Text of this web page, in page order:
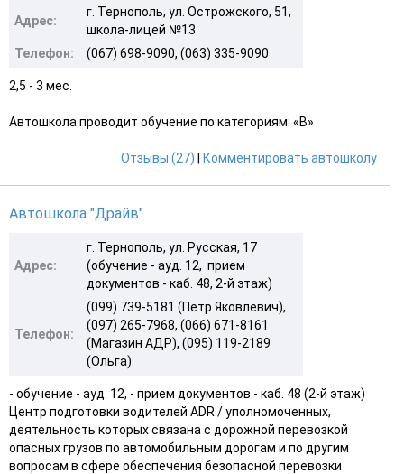
Адрес:
г. Тернополь, ул. Острожского, 51,
школа-лицей №13
Телефон:
(067) 698-9090, (063) 335-9090
2,5 - 3 мес.
Автошкола проводит обучение по категориям: «B»
Отзывы (27) Комментировать автошколу
Автошкола "Драйв"
Адрес:
г. Тернополь, ул. Русская, 17
(обучение - ауд. 12, прием
документов - каб. 48, 2-й этаж)
Телефон:
(099) 739-5181 (Петр Яковлевич),
(097) 265-7968, (066) 671-8161
(Магазин АДР), (095) 119-2189
(Ольга)
- обучение - ауд. 12, - прием документов - каб. 48 (2-й этаж)
Центр подготовки водителей ADR / уполномоченных,
деятельность которых связана с дорожной перевозкой
опасных грузов по автомобильным дорогам и по другим
вопросам в сфере обеспечения безопасной перевозки